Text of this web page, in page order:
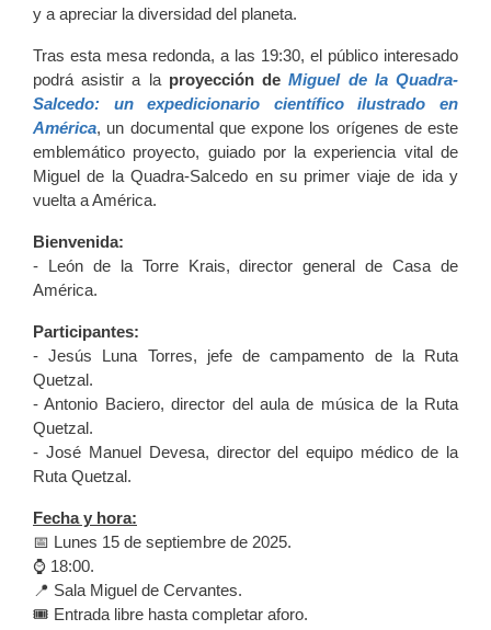
y a apreciar la diversidad del planeta.
Tras esta mesa redonda, a las 19:30, el público interesado
podrá asistir a la proyección de Miguel de la Quadra-
Salcedo: un expedicionario científico ilustrado en
América, un documental que expone los orígenes de este
emblemático proyecto, guiado por la experiencia vital de
Miguel de la Quadra-Salcedo en su primer viaje de ida y
vuelta a América.
Bienvenida:
- León de la Torre Krais, director general de Casa de
América.
Participantes:
- Jesús Luna Torres, jefe de campamento de la Ruta
Quetzal.
- Antonio Baciero, director del aula de música de la Ruta
Quetzal.
- José Manuel Devesa, director del equipo médico de la
Ruta Quetzal.
Fecha y hora:
📅 Lunes 15 de septiembre de 2025.
⌚️ 18:00.
📍 Sala Miguel de Cervantes.
🎟️ Entrada libre hasta completar aforo.